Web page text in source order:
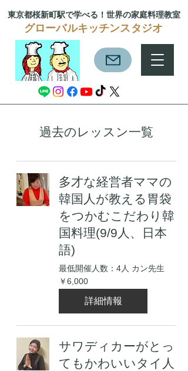
東京都桜新町駅で学べる！ 世界の家庭料理教室
グローバルキッチンスタジオ
過去のレッスン一覧
多才な経営者ママの
韓国人が教える胃袋
をつかむこだわり韓
国料理(9/9人、日本
語)
最低開催人数：4人 カン先生
6,000
円
￥6,000
詳細情報
サワディカーがとっ
てもかわいいタイ人